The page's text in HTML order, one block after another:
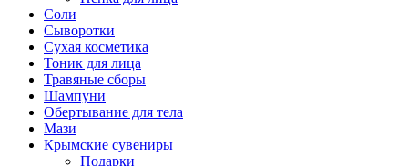
Соли
Сыворотки
Сухая косметика
Тоник для лица
Травяные сборы
Шампуни
Обертывание для тела
Мази
Крымские сувениры
Подарки